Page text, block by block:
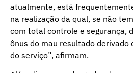
atualmente, está
na realização da qual, se não
com total controle e segurança,
ônus do mau resultado derivado
do serviço”, afirmam.